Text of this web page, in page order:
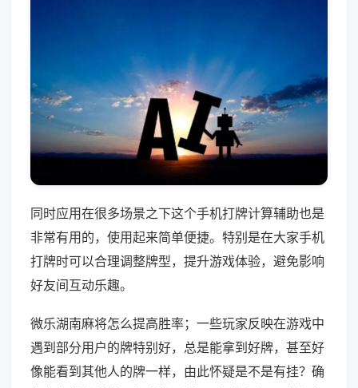
同时应用在很多场景之下这个手机打牌计算辅助也是
非常有用的，使用起来简单便捷。特别是在大家手机
打牌时可以合理调整牌型，提升游戏体验，避免影响
好友间互动乐趣。
微乐湖南麻将怎么提高胜率；一些玩家反映在游戏中
遇到部分用户的牌特别好，总是能拿到好牌，甚至好
像能看到其他人的牌一样，由此怀疑是不是有挂？确